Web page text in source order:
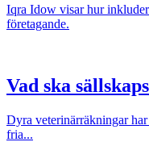
Iqra Idow visar hur
företagande.
Vad ska
Dyra veterinärräkningar
fria...